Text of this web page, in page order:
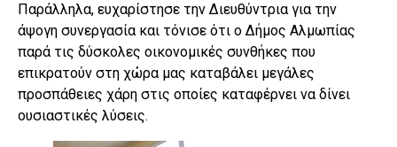
Παράλληλα, ευχαρίστησε την Διευθύντρια για την
άψογη συνεργασία και τόνισε ότι ο Δήμος Αλμωπίας
παρά τις δύσκολες οικονομικές συνθήκες που
επικρατούν στη χώρα μας καταβάλει μεγάλες
προσπάθειες χάρη στις οποίες καταφέρνει να δίνει
ουσιαστικές λύσεις.